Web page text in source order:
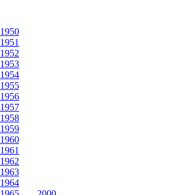
1950
1951
1952
1953
1954
1955
1956
1957
1958
1959
1960
1961
1962
1963
1964